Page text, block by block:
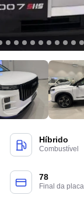
Híbrido
Combustível
78
Final da placa